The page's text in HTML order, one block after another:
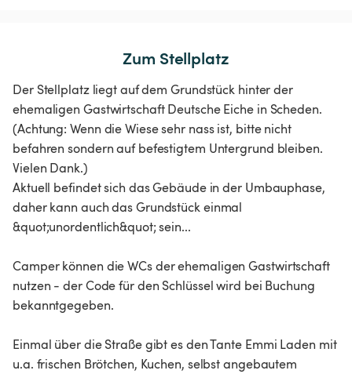
Zum Stellplatz
Der Stellplatz liegt auf dem Grundstück hinter der
ehemaligen Gastwirtschaft Deutsche Eiche in Scheden.
(Achtung: Wenn die Wiese sehr nass ist, bitte nicht
befahren sondern auf befestigtem Untergrund bleiben.
Vielen Dank.)
Aktuell befindet sich das Gebäude in der Umbauphase,
daher kann auch das Grundstück einmal
&quot;unordentlich&quot; sein...
Camper können die WCs der ehemaligen Gastwirtschaft
nutzen - der Code für den Schlüssel wird bei Buchung
bekanntgegeben.
Einmal über die Straße gibt es den Tante Emmi Laden mit
u.a. frischen Brötchen, Kuchen, selbst angebautem